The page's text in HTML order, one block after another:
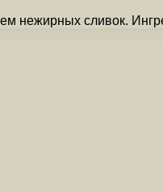
нежирных сливок.